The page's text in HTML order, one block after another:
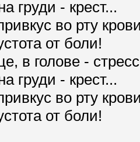
груди - крест...
во рту
от боли!
в голове -
груди - крест...
во рту
от боли!